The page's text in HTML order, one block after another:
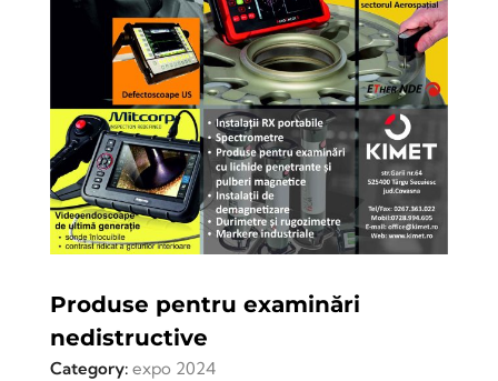
Produse pentru examinări
nedistructive
Category: expo 2024